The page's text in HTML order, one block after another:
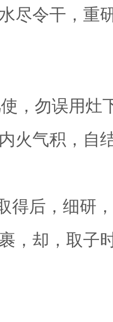
尽令干，重
，勿误用灶
火气积，自
得后，细研
，却，取子